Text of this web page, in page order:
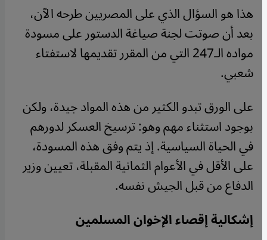
هذا هو السؤال الذي على المصريين طرحه الآن،
بعد أن صوتت لجنة صياغة الدستور على مسودة
مواده الـ247 التي من المقرر تقديمها لاستفتاء
شعبي.
على الورق تبدو الكثير من هذه المواد جيدة، ولكن
بوجود استثناء مهم وهو: ترسيخ العسكر لدورهم
في الحياة السياسية. إذ يتم وفق هذه المسودة،
على الأقل في الأعوام الثمانية المقبلة، تعيين وزير
الدفاع من قبل الجيش نفسه.
إشكالية إقصاء الإخوان المسلمين